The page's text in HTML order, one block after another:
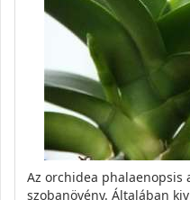
Az orchidea phalaenopsis
szobanövény. Általában